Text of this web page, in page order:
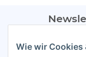
Bitte sendet mir
regelmäßig Infos
Wie wir Cookies